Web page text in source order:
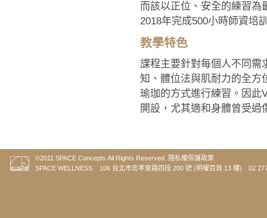
而該以正位、安全的練習為
2018年完成500小時師資培
教學特色
課程主要針對每個人不同需
知、體位法與肌耐力的全方
瑜珈的方式進行練習。因此
開設，尤其適和身體曾受過
©2011 SPACE Concepts All Rights Reserved.
隱私權保護政策
SPACE WELLNESS 106 台北市忠孝東路四段 200 號 (明曜百貨 13 樓) 02